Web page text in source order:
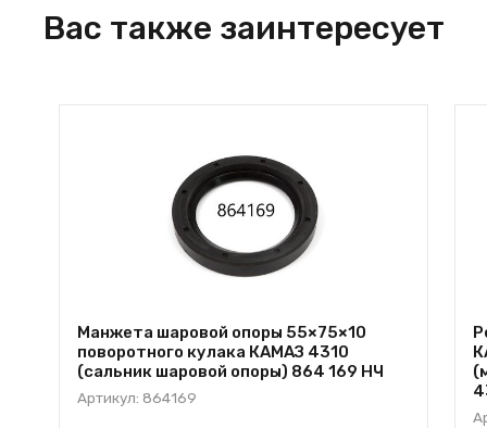
Вас также заинтересует
Манжета шаровой опоры 55×75×10
поворотного кулака КАМАЗ 4310
(сальник шаровой опоры) 864 169 НЧ
Артикул: 864169